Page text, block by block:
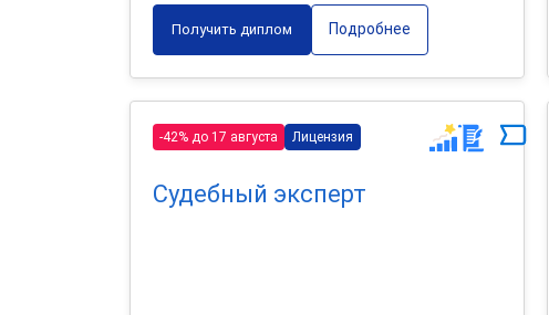
Получить диплом Подробнее
-42% до 17 августа Лицензия
Судебный эксперт